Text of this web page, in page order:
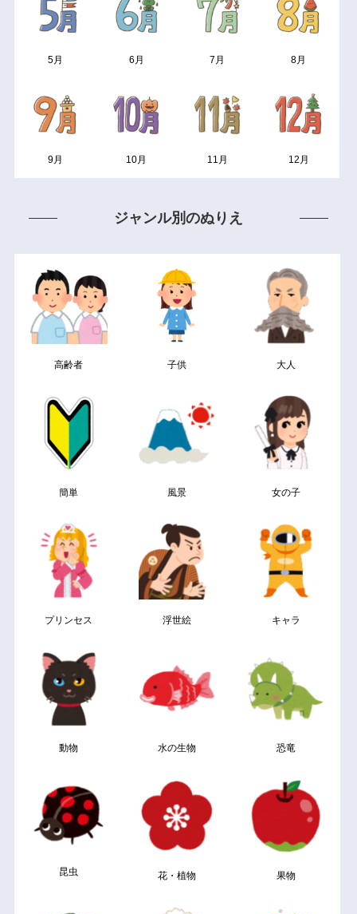
5月 6月 7月 8月
9月 10月 11月 12月
ジャンル別のぬりえ
高齢者 子供 大人
簡単 風景 女の子
プリンセス 浮世絵 キャラ
動物 水の生物 恐竜
昆虫 花・植物 果物